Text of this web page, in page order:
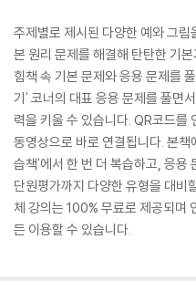
주제별로 제시된 다양한 예와 그
본 원리 문제를 해결해 탄탄한 기
힘책 속 기본 문제와 응용 문제를
기' 코너의 대표 응용 문제를 풀면
력을 키울 수 있습니다. QR코드를
동영상으로 바로 연결됩니다. 본
습책'에서 한 번 더 복습하고, 응용
단원평가까지 다양한 유형을 대비
체 강의는 100% 무료로 제공되며
든 이용할 수 있습니다.